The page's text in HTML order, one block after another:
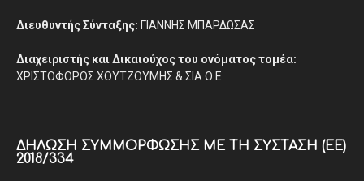
Διευθυντής Σύνταξης: ΓΙΑΝΝΗΣ ΜΠΑΡΔΩΣΑΣ
Διαχειριστής και Δικαιούχος του ονόματος τομέα:
ΧΡΙΣΤΟΦΟΡΟΣ ΧΟΥΤΖΟΥΜΗΣ & ΣΙΑ Ο.Ε.
ΔΉΛΩΣΗ ΣΥΜΜΌΡΦΩΣΗΣ ΜΕ ΤΗ ΣΎΣΤΑΣΗ (ΕΕ)
2018/334